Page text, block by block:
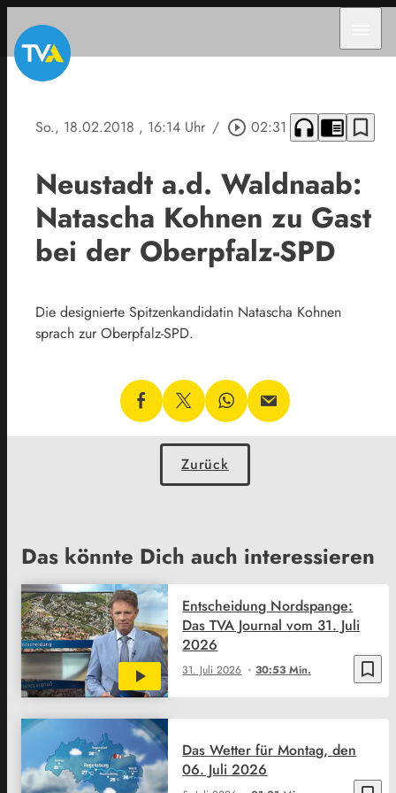
So., 18.02.2018 , 16:14 Uhr / play_circle_outline 02:31 headphones chrome_reader_mode bookmark_border
Neustadt a.d. Waldnaab:
Natascha Kohnen zu Gast
bei der Oberpfalz-SPD
Die designierte Spitzenkandidatin Natascha Kohnen
sprach zur Oberpfalz-SPD.
Zurück
Das könnte Dich auch interessieren
bookmark_border
31. Juli 2026 30:53 Min.
Entscheidung Nordspange:
Das TVA Journal vom 31. Juli
2026
Das Wetter für Montag, den
06. Juli 2026